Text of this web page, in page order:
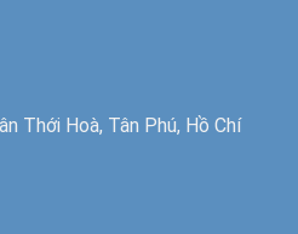
Thới Hoà, Tân Phú, Hồ Chí